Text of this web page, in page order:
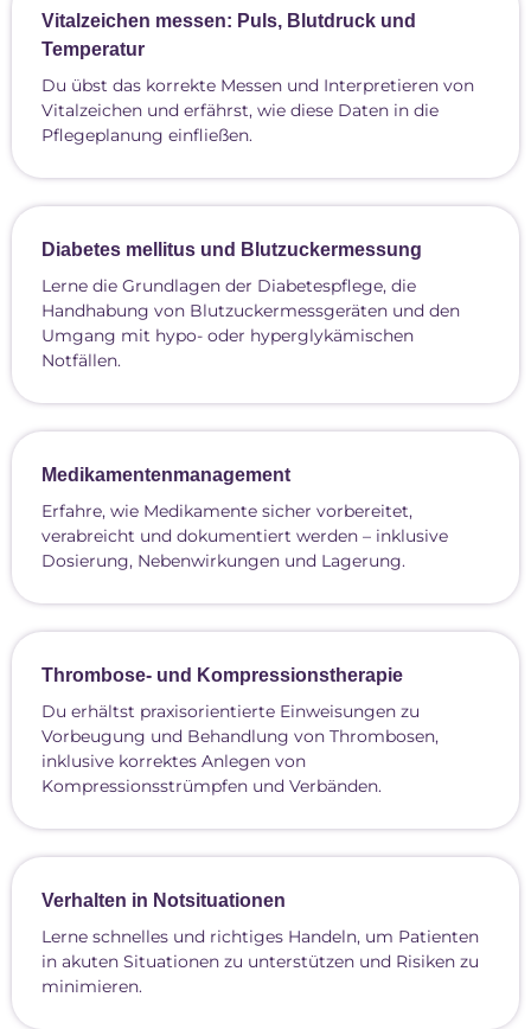
Vitalzeichen messen: Puls, Blutdruck und
Temperatur
Du übst das korrekte Messen und Interpretieren von
Vitalzeichen und erfährst, wie diese Daten in die
Pflegeplanung einfließen.
Diabetes mellitus und Blutzuckermessung
Lerne die Grundlagen der Diabetespflege, die
Handhabung von Blutzuckermessgeräten und den
Umgang mit hypo- oder hyperglykämischen
Notfällen.
Medikamentenmanagement
Erfahre, wie Medikamente sicher vorbereitet,
verabreicht und dokumentiert werden – inklusive
Dosierung, Nebenwirkungen und Lagerung.
Thrombose- und Kompressionstherapie
Du erhältst praxisorientierte Einweisungen zu
Vorbeugung und Behandlung von Thrombosen,
inklusive korrektes Anlegen von
Kompressionsstrümpfen und Verbänden.
Verhalten in Notsituationen
Lerne schnelles und richtiges Handeln, um Patienten
in akuten Situationen zu unterstützen und Risiken zu
minimieren.